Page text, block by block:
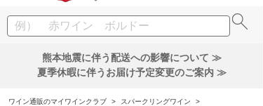
熊本地震に伴う配送への影響について ≫
夏季休暇に伴うお届け予定変更のご案内 ≫
ワイン通販のマイワインクラブ > スパークリングワイン
>